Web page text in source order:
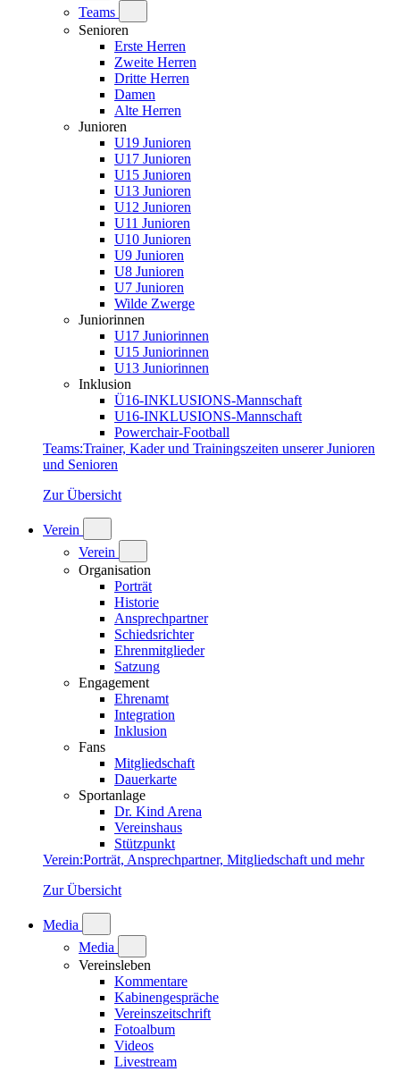
Teams
Senioren
Erste Herren
Zweite Herren
Dritte Herren
Damen
Alte Herren
Junioren
U19 Junioren
U17 Junioren
U15 Junioren
U13 Junioren
U12 Junioren
U11 Junioren
U10 Junioren
U9 Junioren
U8 Junioren
U7 Junioren
Wilde Zwerge
Juniorinnen
U17 Juniorinnen
U15 Juniorinnen
U13 Juniorinnen
Inklusion
Ü16-INKLUSIONS-Mannschaft
U16-INKLUSIONS-Mannschaft
Powerchair-Football
Teams:Trainer, Kader und Trainingszeiten unserer Junioren
und Senioren
Zur Übersicht
Verein
Verein
Organisation
Porträt
Historie
Ansprechpartner
Schiedsrichter
Ehrenmitglieder
Satzung
Engagement
Ehrenamt
Integration
Inklusion
Fans
Mitgliedschaft
Dauerkarte
Sportanlage
Dr. Kind Arena
Vereinshaus
Stützpunkt
Verein:Porträt, Ansprechpartner, Mitgliedschaft und mehr
Zur Übersicht
Media
Media
Vereinsleben
Kommentare
Kabinengespräche
Vereinszeitschrift
Fotoalbum
Videos
Livestream